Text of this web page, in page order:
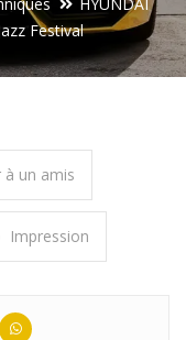
Festival
à un amis
Impression